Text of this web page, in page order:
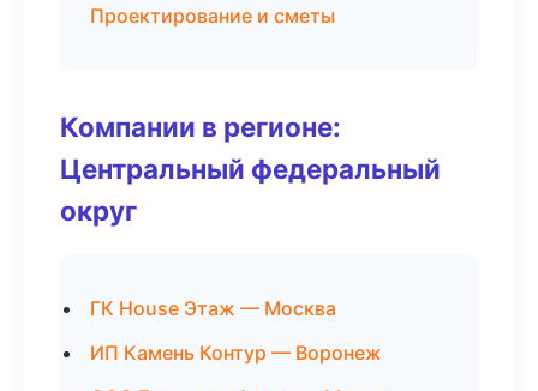
Проектирование и сметы
Компании в регионе:
Центральный федеральный
округ
ГК House Этаж — Москва
ИП Камень Контур — Воронеж